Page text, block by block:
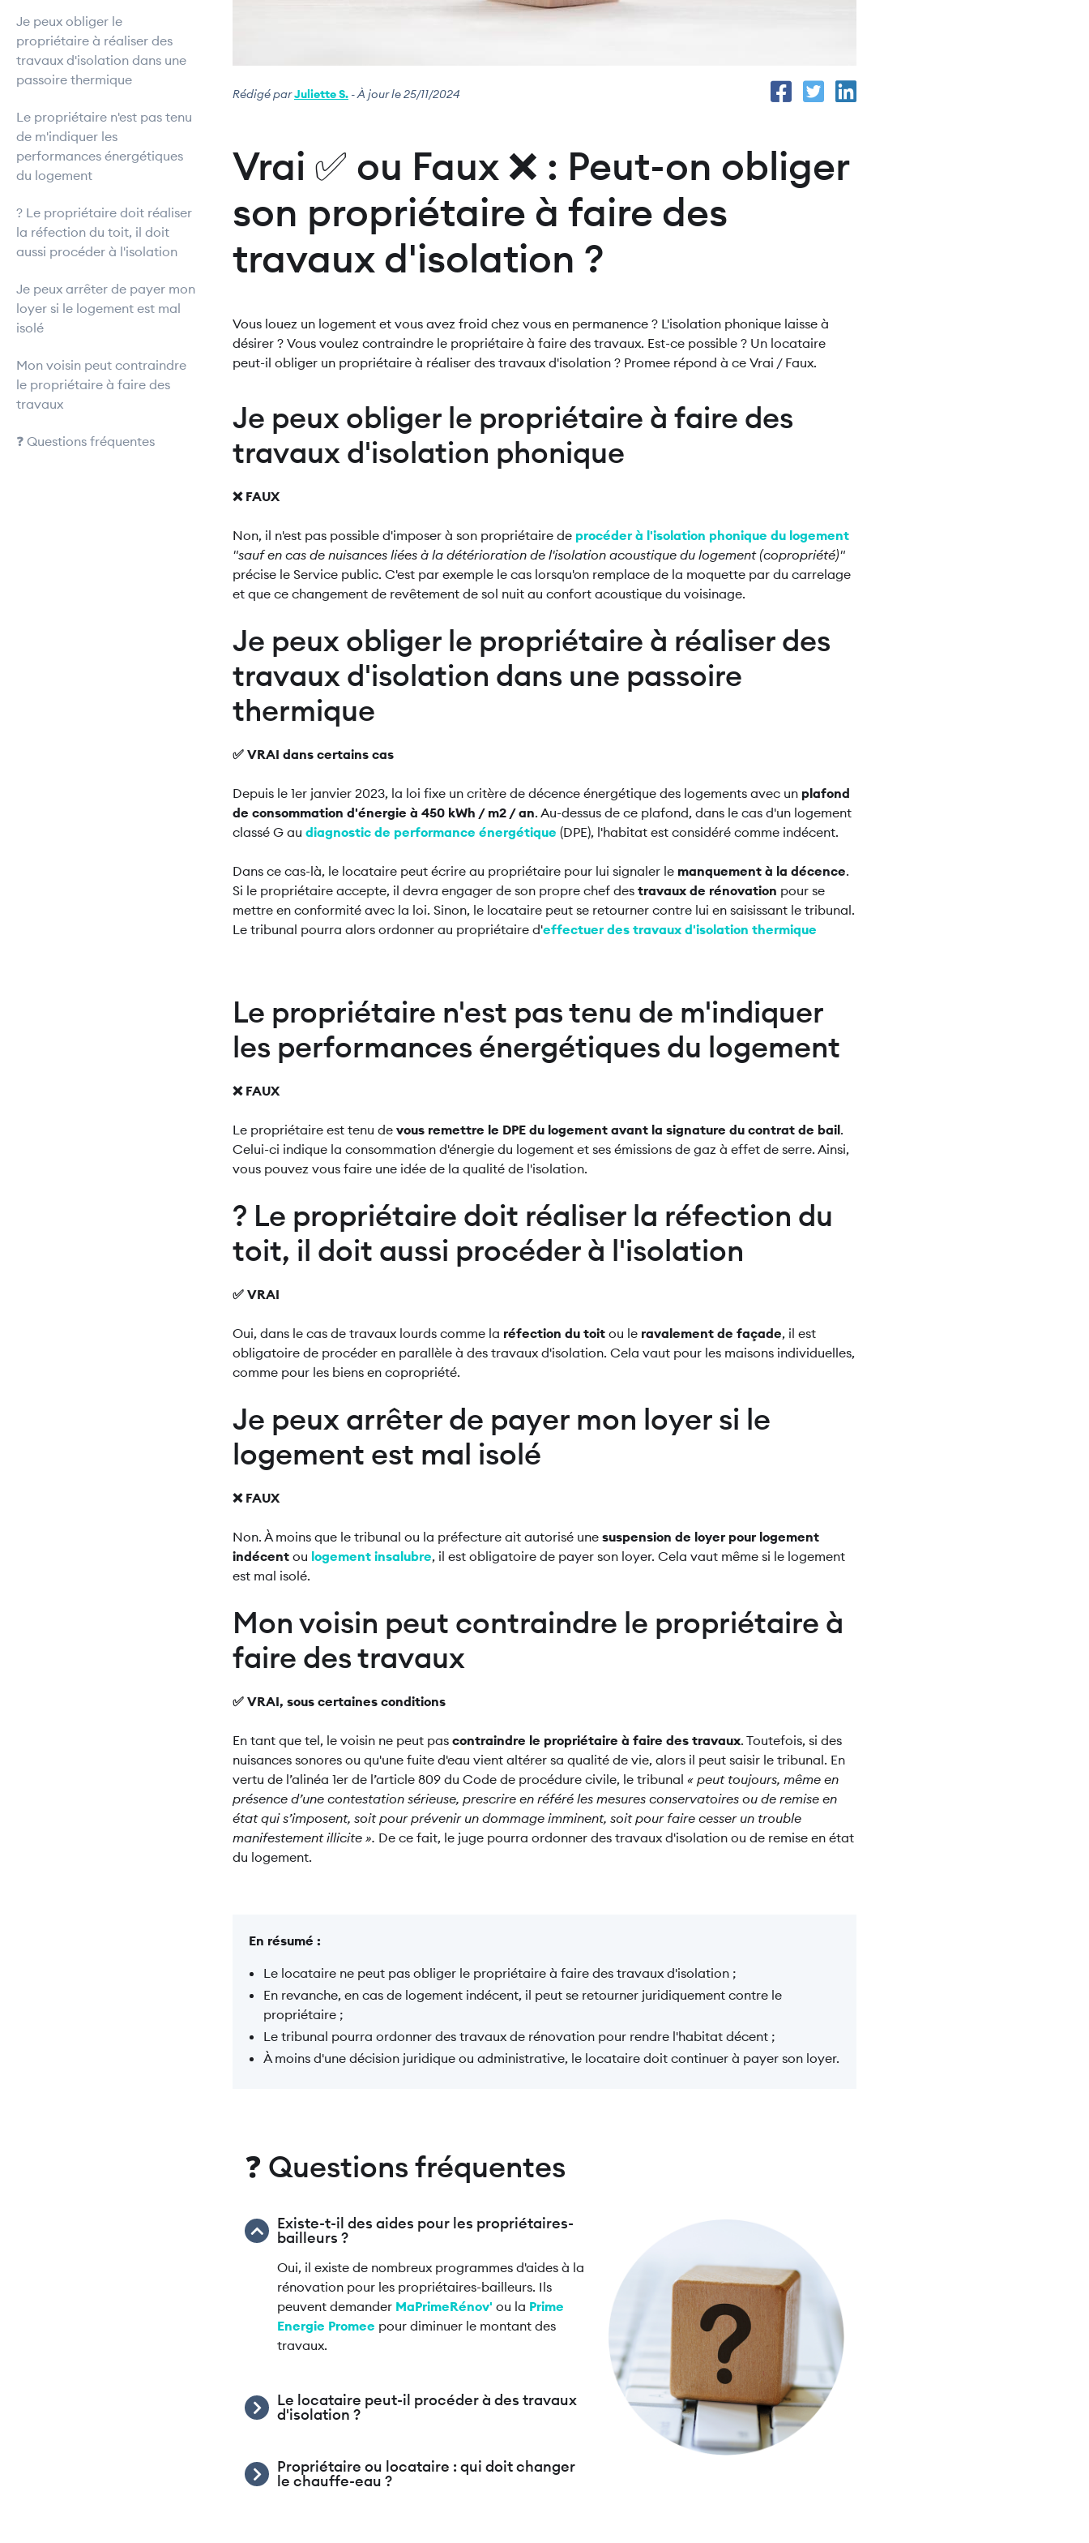
Je peux obliger le
propriétaire à réaliser des
travaux d'isolation dans une
passoire thermique
Le propriétaire n'est pas tenu
de m'indiquer les
performances énergétiques
du logement
? Le propriétaire doit réaliser
la réfection du toit, il doit
aussi procéder à l'isolation
Je peux arrêter de payer mon
loyer si le logement est mal
isolé
Mon voisin peut contraindre
le propriétaire à faire des
travaux
❓ Questions fréquentes
Rédigé parJuliette S. - À jour le 25/11/2024
Vrai ✅ ou Faux ❌ : Peut-on obliger
son propriétaire à faire des
travaux d'isolation ?
Vous louez un logement et vous avez froid chez vous en permanence ? L'isolation phonique laisse à
désirer ? Vous voulez contraindre le propriétaire à faire des travaux. Est-ce possible ? Un locataire
peut-il obliger un propriétaire à réaliser des travaux d'isolation ? Promee répond à ce Vrai / Faux.
Je peux obliger le propriétaire à faire des
travaux d'isolation phonique
❌ FAUX
Non, il n'est pas possible d'imposer à son propriétaire de procéder à l'isolation phonique du logement
"sauf en cas de nuisances liées à la détérioration de l'isolation acoustique du logement (copropriété)"
précise le Service public. C'est par exemple le cas lorsqu'on remplace de la moquette par du carrelage
et que ce changement de revêtement de sol nuit au confort acoustique du voisinage.
Je peux obliger le propriétaire à réaliser des
travaux d'isolation dans une passoire
thermique
✅ VRAI dans certains cas
Depuis le 1er janvier 2023, la loi fixe un critère de décence énergétique des logements avec un plafond
de consommation d'énergie à 450 kWh / m2 / an. Au-dessus de ce plafond, dans le cas d'un logement
classé G au diagnostic de performance énergétique (DPE), l'habitat est considéré comme indécent.
Dans ce cas-là, le locataire peut écrire au propriétaire pour lui signaler le manquement à la décence.
Si le propriétaire accepte, il devra engager de son propre chef des travaux de rénovation pour se
mettre en conformité avec la loi. Sinon, le locataire peut se retourner contre lui en saisissant le tribunal.
Le tribunal pourra alors ordonner au propriétaire d'effectuer des travaux d'isolation thermique
Le propriétaire n'est pas tenu de m'indiquer
les performances énergétiques du logement
❌ FAUX
Le propriétaire est tenu de vous remettre le DPE du logement avant la signature du contrat de bail.
Celui-ci indique la consommation d'énergie du logement et ses émissions de gaz à effet de serre. Ainsi,
vous pouvez vous faire une idée de la qualité de l'isolation.
? Le propriétaire doit réaliser la réfection du
toit, il doit aussi procéder à l'isolation
✅ VRAI
Oui, dans le cas de travaux lourds comme la réfection du toit ou le ravalement de façade, il est
obligatoire de procéder en parallèle à des travaux d'isolation. Cela vaut pour les maisons individuelles,
comme pour les biens en copropriété.
Je peux arrêter de payer mon loyer si le
logement est mal isolé
❌ FAUX
Non. À moins que le tribunal ou la préfecture ait autorisé une suspension de loyer pour logement
indécent ou logement insalubre, il est obligatoire de payer son loyer. Cela vaut même si le logement
est mal isolé.
Mon voisin peut contraindre le propriétaire à
faire des travaux
✅ VRAI, sous certaines conditions
En tant que tel, le voisin ne peut pas contraindre le propriétaire à faire des travaux. Toutefois, si des
nuisances sonores ou qu'une fuite d'eau vient altérer sa qualité de vie, alors il peut saisir le tribunal. En
vertu de l’alinéa 1er de l’article 809 du Code de procédure civile, le tribunal « peut toujours, même en
présence d’une contestation sérieuse, prescrire en référé les mesures conservatoires ou de remise en
état qui s’imposent, soit pour prévenir un dommage imminent, soit pour faire cesser un trouble
manifestement illicite ». De ce fait, le juge pourra ordonner des travaux d'isolation ou de remise en état
du logement.
En résumé :
Le locataire ne peut pas obliger le propriétaire à faire des travaux d'isolation ;
En revanche, en cas de logement indécent, il peut se retourner juridiquement contre le
propriétaire ;
Le tribunal pourra ordonner des travaux de rénovation pour rendre l'habitat décent ;
À moins d'une décision juridique ou administrative, le locataire doit continuer à payer son loyer.
❓ Questions fréquentes
Existe-t-il des aides pour les propriétaires-
bailleurs ?
Oui, il existe de nombreux programmes d'aides à la
rénovation pour les propriétaires-bailleurs. Ils
peuvent demander MaPrimeRénov' ou la Prime
Energie Promee pour diminuer le montant des
travaux.
Le locataire peut-il procéder à des travaux
d'isolation ?
Propriétaire ou locataire : qui doit changer
le chauffe-eau ?